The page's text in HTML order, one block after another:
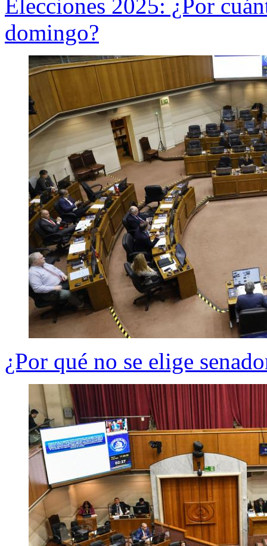
Elecciones 2025: ¿Por
domingo?
¿Por qué no se elige